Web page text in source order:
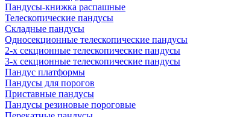
Пандусы-книжка распашные
Телескопические пандусы
Складные пандусы
Односекционные телескопические пандусы
2-х секционные телескопические пандусы
3-х секционные телескопические пандусы
Пандус платформы
Пандусы для порогов
Приставные пандусы
Пандусы резиновые пороговые